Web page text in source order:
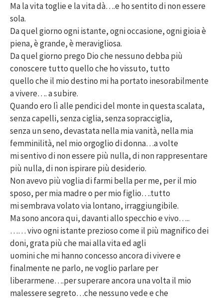
Ma la vita toglie e la vita dà….e ho sentito di non essere
sola.
Da quel giorno ogni istante, ogni occasione, ogni gioia è
piena, è grande, è meravigliosa.
Da quel giorno prego Dio che nessuno debba più
conoscere tutto quello che ho vissuto, tutto
quello che il mio destino mi ha portato inesorabilmente
a vivere…. a subire.
Quando ero lì alle pendici del monte in questa scalata,
senza capelli, senza ciglia, senza sopracciglia,
senza un seno, devastata nella mia vanità, nella mia
femminilità, nel mio orgoglio di donna…a volte
mi sentivo di non essere più nulla, di non rappresentare
più nulla, di non ispirare più desiderio.
Non avevo più voglia di farmi bella per me, per il mio
sposo, per mia madre o per mio figlio….tutto
mi sembrava volato via lontano, irraggiungibile.
Ma sono ancora qui, davanti allo specchio e vivo…..
…… vivo ogni istante prezioso come il più magnifico dei
doni, grata più che mai alla vita ed agli
uomini che mi hanno concesso ancora di vivere e
finalmente ne parlo, ne voglio parlare per
liberarmene….per superare ancora una volta il mio
malessere segreto…che nessuno vede e che